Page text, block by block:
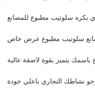
بكره سلوتيب مطبوع للمصانع
سلوتيب مطبوع عرض خاص
يتميز بقوة لاصقة عالية
نشاطك التجاري باعلي جودة